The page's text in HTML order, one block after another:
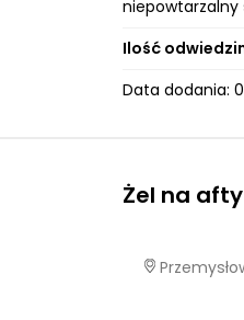
niepowtarzalny
Ilość
Data dodania:
Żel na